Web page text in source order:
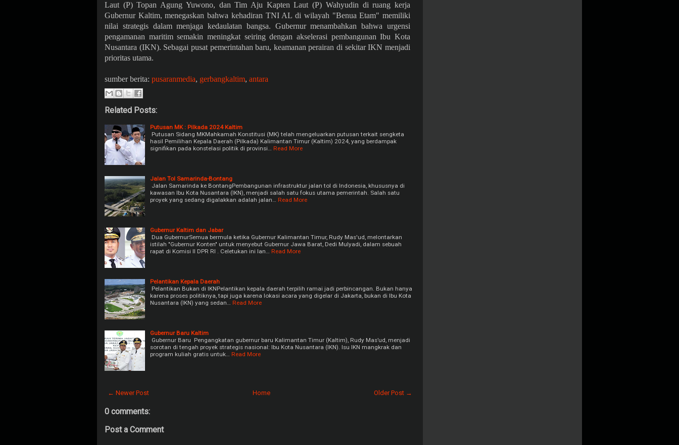
Laut (P) Topan Agung Yuwono, dan Tim Aju Kapten Laut (P) Wahyudin di ruang kerja
Gubernur Kaltim, menegaskan bahwa kehadiran TNI AL di wilayah "Benua Etam" memiliki
nilai strategis dalam menjaga kedaulatan bangsa. Gubernur menambahkan bahwa urgensi
pengamanan maritim semakin meningkat seiring dengan akselerasi pembangunan Ibu Kota
Nusantara (IKN). Sebagai pusat pemerintahan baru, keamanan perairan di sekitar IKN menjadi
prioritas utama.
sumber berita: pusaranmedia, gerbangkaltim, antara
Related Posts:
Putusan MK : Pilkada 2024 Kaltim
Putusan Sidang MKMahkamah Konstitusi (MK) telah mengeluarkan putusan terkait sengketa
hasil Pemilihan Kepala Daerah (Pilkada) Kalimantan Timur (Kaltim) 2024, yang berdampak
signifikan pada konstelasi politik di provinsi…
Read More
Jalan Tol Samarinda-Bontang
Jalan Samarinda ke BontangPembangunan infrastruktur jalan tol di Indonesia, khususnya di
kawasan Ibu Kota Nusantara (IKN), menjadi salah satu fokus utama pemerintah. Salah satu
proyek yang sedang digalakkan adalah jalan…
Read More
Gubernur Kaltim dan Jabar
Dua GubernurSemua bermula ketika Gubernur Kalimantan Timur, Rudy Mas'ud, melontarkan
istilah "Gubernur Konten" untuk menyebut Gubernur Jawa Barat, Dedi Mulyadi, dalam sebuah
rapat di Komisi II DPR RI . Celetukan ini lan…
Read More
Pelantikan Kepala Daerah
Pelantikan Bukan di IKNPelantikan kepala daerah terpilih ramai jadi perbincangan. Bukan hanya
karena proses politiknya, tapi juga karena lokasi acara yang digelar di Jakarta, bukan di Ibu Kota
Nusantara (IKN) yang sedan…
Read More
Gubernur Baru Kaltim
Gubernur Baru Pengangkatan gubernur baru Kalimantan Timur (Kaltim), Rudy Mas’ud, menjadi
sorotan di tengah proyek strategis nasional: Ibu Kota Nusantara (IKN). Isu IKN mangkrak dan
program kuliah gratis untuk…
Read More
← Newer Post Older Post →
Home
0 comments:
Post a Comment